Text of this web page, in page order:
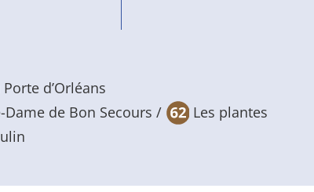
d’Orléans
de Bon Secours /
Les plantes